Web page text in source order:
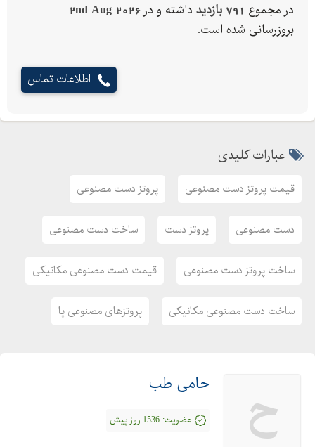
در مجموع 791 بازدید داشته و در 2nd Aug 2026
بروزرسانی شده است.
اطلاعات تماس
عبارات کلیدی
قیمت پروتز دست مصنوعی پروتز دست مصنوعی
دست مصنوعی پروتز دست ساخت دست مصنوعی
ساخت پروتز دست مصنوعی قیمت دست مصنوعی مکانیکی
ساخت دست مصنوعی مکانیکی پروتزهای مصنوعی پا
ح حامی طب
عضویت: 1536 روز پیش